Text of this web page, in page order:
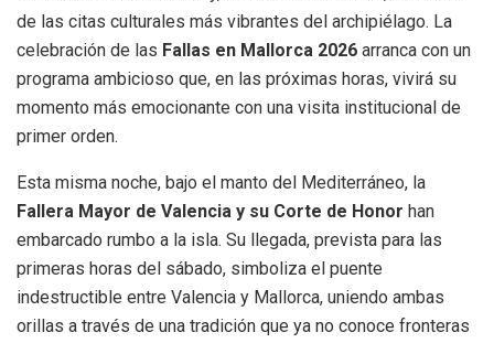
de las citas culturales más vibrantes del archipiélago. La
celebración de las Fallas en Mallorca 2026 arranca con un
programa ambicioso que, en las próximas horas, vivirá su
momento más emocionante con una visita institucional de
primer orden.
Esta misma noche, bajo el manto del Mediterráneo, la
Fallera Mayor de Valencia y su Corte de Honor han
embarcado rumbo a la isla. Su llegada, prevista para las
primeras horas del sábado, simboliza el puente
indestructible entre Valencia y Mallorca, uniendo ambas
orillas a través de una tradición que ya no conoce fronteras